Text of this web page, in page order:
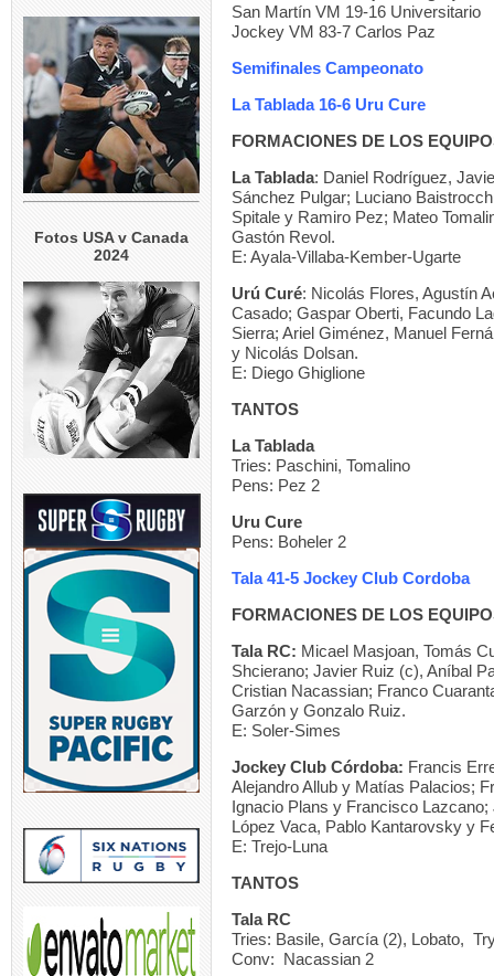
Fotos USA v Canada
2024
San Martín VM 19-16 Universitario
Jockey VM 83-7 Carlos Paz
Semifinales Campeonato
La Tablada 16-6 Uru Cure
FORMACIONES DE LOS
La Tablada: Daniel Rodríguez,
Sánchez Pulgar; Luciano
Spitale y Ramiro Pez; Mateo
Gastón Revol.
E: Ayala-Villaba-Kember-Ugarte
Urú Curé: Nicolás Flores, Agustín
Casado; Gaspar Oberti, Facundo
Sierra; Ariel Giménez, Manuel
y Nicolás Dolsan.
E: Diego Ghiglione
TANTOS
La Tablada
Tries: Paschini, Tomalino
Pens: Pez 2
Uru Cure
Pens: Boheler 2
Tala 41-5 Jockey Club Cordoba
FORMACIONES DE LOS
Tala RC: Micael Masjoan, Tomás
Shcierano; Javier Ruiz (c), Aníbal
Cristian Nacassian; Franco
Garzón y Gonzalo Ruiz.
E: Soler-Simes
Jockey Club Córdoba: Francis
Alejandro Allub y Matías Palacios;
Ignacio Plans y Francisco
López Vaca, Pablo Kantarovsky y
E: Trejo-Luna
TANTOS
Tala RC
Tries: Basile, García (2), Lobato,
Conv: Nacassian 2